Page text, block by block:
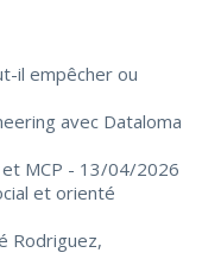
il empêcher ou
avec Dataloma
MCP - 13/04/2026
et orienté
Rodriguez,